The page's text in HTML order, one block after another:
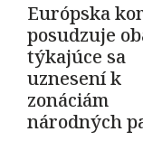
Európska
posudzuje
týkajúce sa
uznesení k
zonáciám
národných